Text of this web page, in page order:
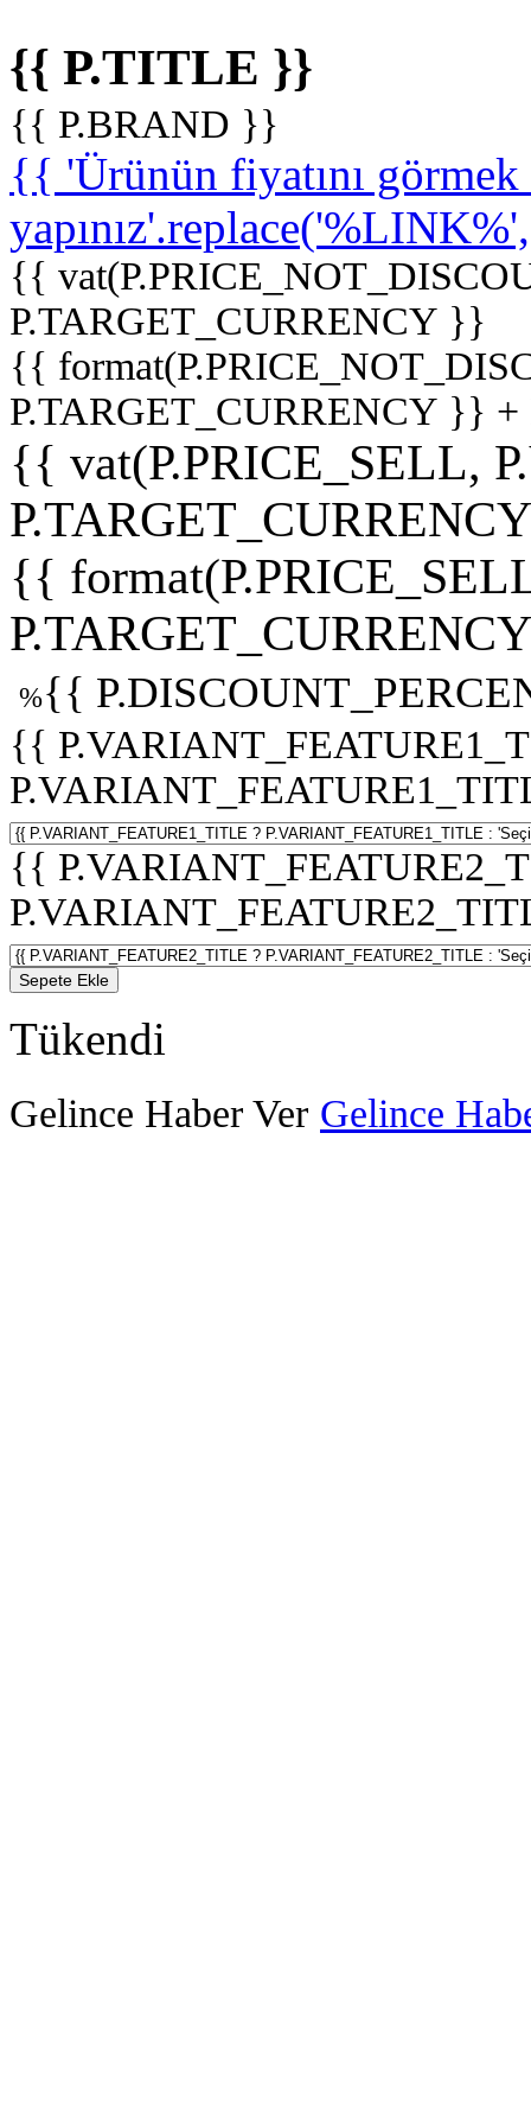
{{ P.TITLE }}
{{ P.BRAND }}
{{ 'Ürünün fiyatını
{{
P.TARGET_CURRENCY }}
{{
P.TARGET_CURRENCY }}
{{ vat(P.PRICE_SELL,
{{
%{{
{{
{{
Sepete Ekle
Tükendi
Gelince Haber Ver Gelince